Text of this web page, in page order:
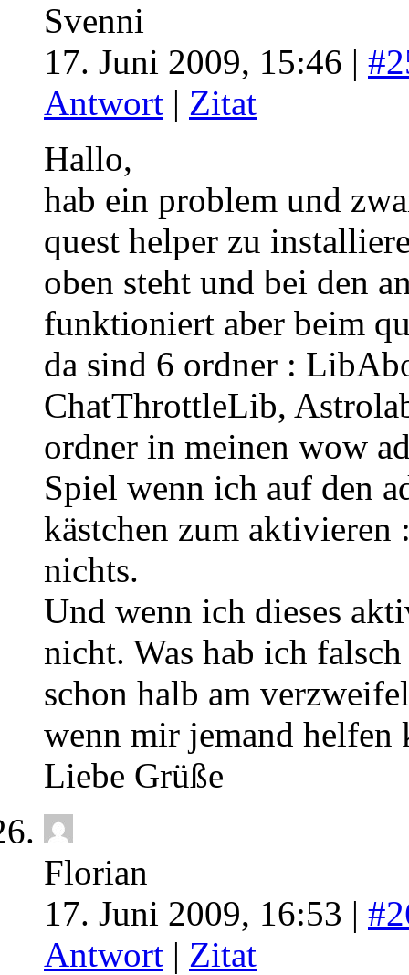
Svenni
17. Juni 2009, 15:46 |
Antwort | Zitat
Hallo,
hab ein problem und
quest helper zu
oben steht und bei den
funktioniert aber beim
da sind 6 ordner :
ChatThrottleLib,
ordner in meinen wow
Spiel wenn ich auf den
kästchen zum
nichts.
Und wenn ich dieses
nicht. Was hab ich
schon halb am
wenn mir jemand helfen
Liebe Grüße
Florian
17. Juni 2009, 16:53 |
Antwort | Zitat